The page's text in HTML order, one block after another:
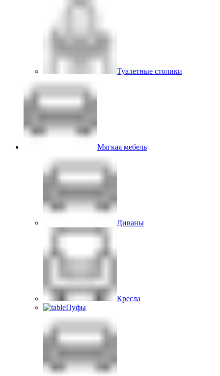
Туалетные столики
Мягкая мебель
Диваны
Кресла
Пуфы